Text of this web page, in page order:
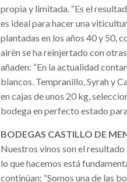
propia y limitada. “Es el
es ideal para hacer una
plantadas en los años 40 y 50,
airén se ha reinjertado con
añaden: “En la actualidad
blancos. Tempranillo, Syrah y
en cajas de unos 20 kg,
bodega en perfecto estado
BODEGAS CASTILLO DE
Nuestros vinos son el
lo que hacemos está
continúan: “Somos una de las